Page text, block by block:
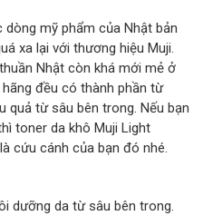
mỹ phẩm của Nhật bản
xa lại với thương hiệu Muji.
Nhật còn khá mới mẻ ở
đều có thành phần từ
quả từ sâu bên trong. Nếu bạn
toner da khô Muji Light
cứu cánh của bạn đó nhé.
dưỡng da từ sâu bên trong.